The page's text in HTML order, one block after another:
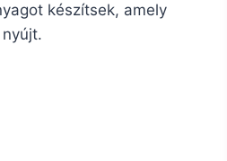
készítsek, amely